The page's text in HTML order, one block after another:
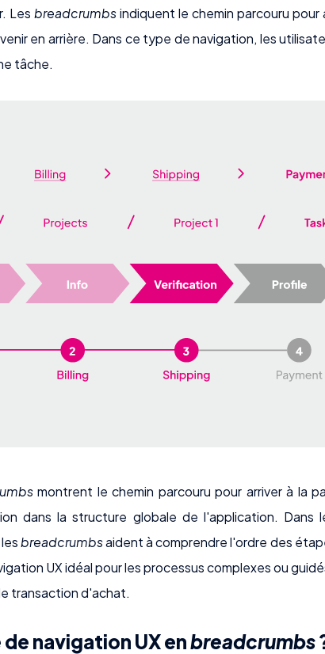
Les breadcrumbsindiquent le chemin parcouru
en arrière. Dans ce type de navigation, les
tâche.
montrent le chemin parcouru pour arriver à la
dans la structure globale de l'application. Dans
breadcrumbsaident à comprendre l'ordre des
UX idéal pour les processus complexes ou
transaction d'achat.
navigation UX enbreadcrumbs